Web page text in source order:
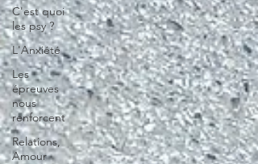
C'est quoi
les psy ?
L'Anxiété
Les
épreuves
nous
renforcent
Relations,
Amour